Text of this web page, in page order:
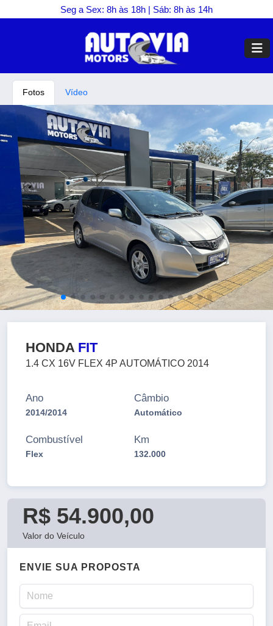
Seg a Sex: 8h às 18h | Sáb: 8h às 14h
Fotos Vídeo
HONDA FIT
1.4 CX 16V FLEX 4P AUTOMÁTICO 2014
Ano
2014/2014
Câmbio
Automático
Combustível
Flex
Km
132.000
R$ 54.900,00
Valor do Veículo
ENVIE SUA PROPOSTA